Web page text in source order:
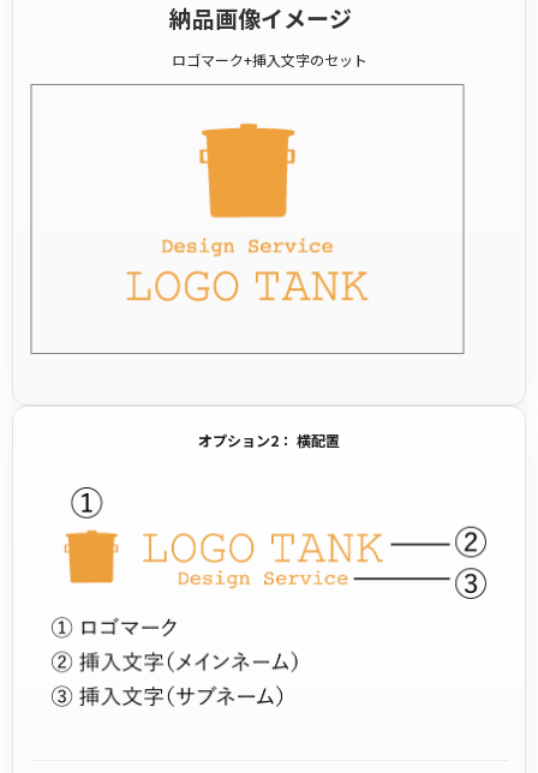
納品画像イメージ
ロゴマーク+挿入文字のセット
オプション2： 横配置